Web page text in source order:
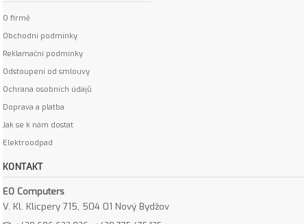
O firmě
Obchodní podmínky
Reklamační podmínky
Odstoupení od smlouvy
Ochrana osobních údajů
Doprava a platba
Jak se k nám dostat
Elektroodpad
KONTAKT
EO Computers
V. Kl. Klicpery 715, 504 01 Nový Bydžov